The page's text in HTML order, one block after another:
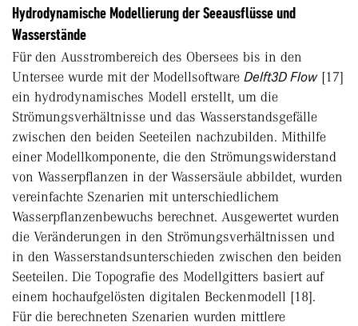
Hydrodynamische Modellierung der Seeausflüsse und
Wasserstände
Für den Ausstrombereich des Obersees bis in den
Untersee wurde mit der Modellsoftware Delft3D Flow[17]
ein hydrodynamisches Modell erstellt, um die
Strömungsverhältnisse und das Wasserstandsgefälle
zwischen den beiden Seeteilen nachzubilden. Mithilfe
einer Modellkomponente, die den Strömungswiderstand
von Wasserpflanzen in der Wassersäule abbildet, wurden
vereinfachte Szenarien mit unterschiedlichem
Wasserpflanzenbewuchs berechnet. Ausgewertet wurden
die Veränderungen in den Strömungsverhältnissen und
in den Wasserstandsunterschieden zwischen den beiden
Seeteilen. Die Topografie des Modellgitters basiert auf
einem hochaufgelösten digitalen Beckenmodell [18].
Für die berechneten Szenarien wurden mittlere